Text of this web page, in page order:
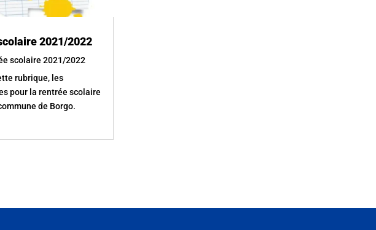
2021/2022
scolaire 2021/2022
rubrique, les
pour la rentrée scolaire
de Borgo.